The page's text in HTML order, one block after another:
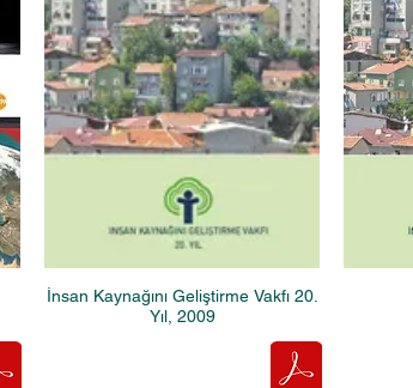
İnsan Kaynağını Geliştirme Vakfı 20.
Yıl, 2009